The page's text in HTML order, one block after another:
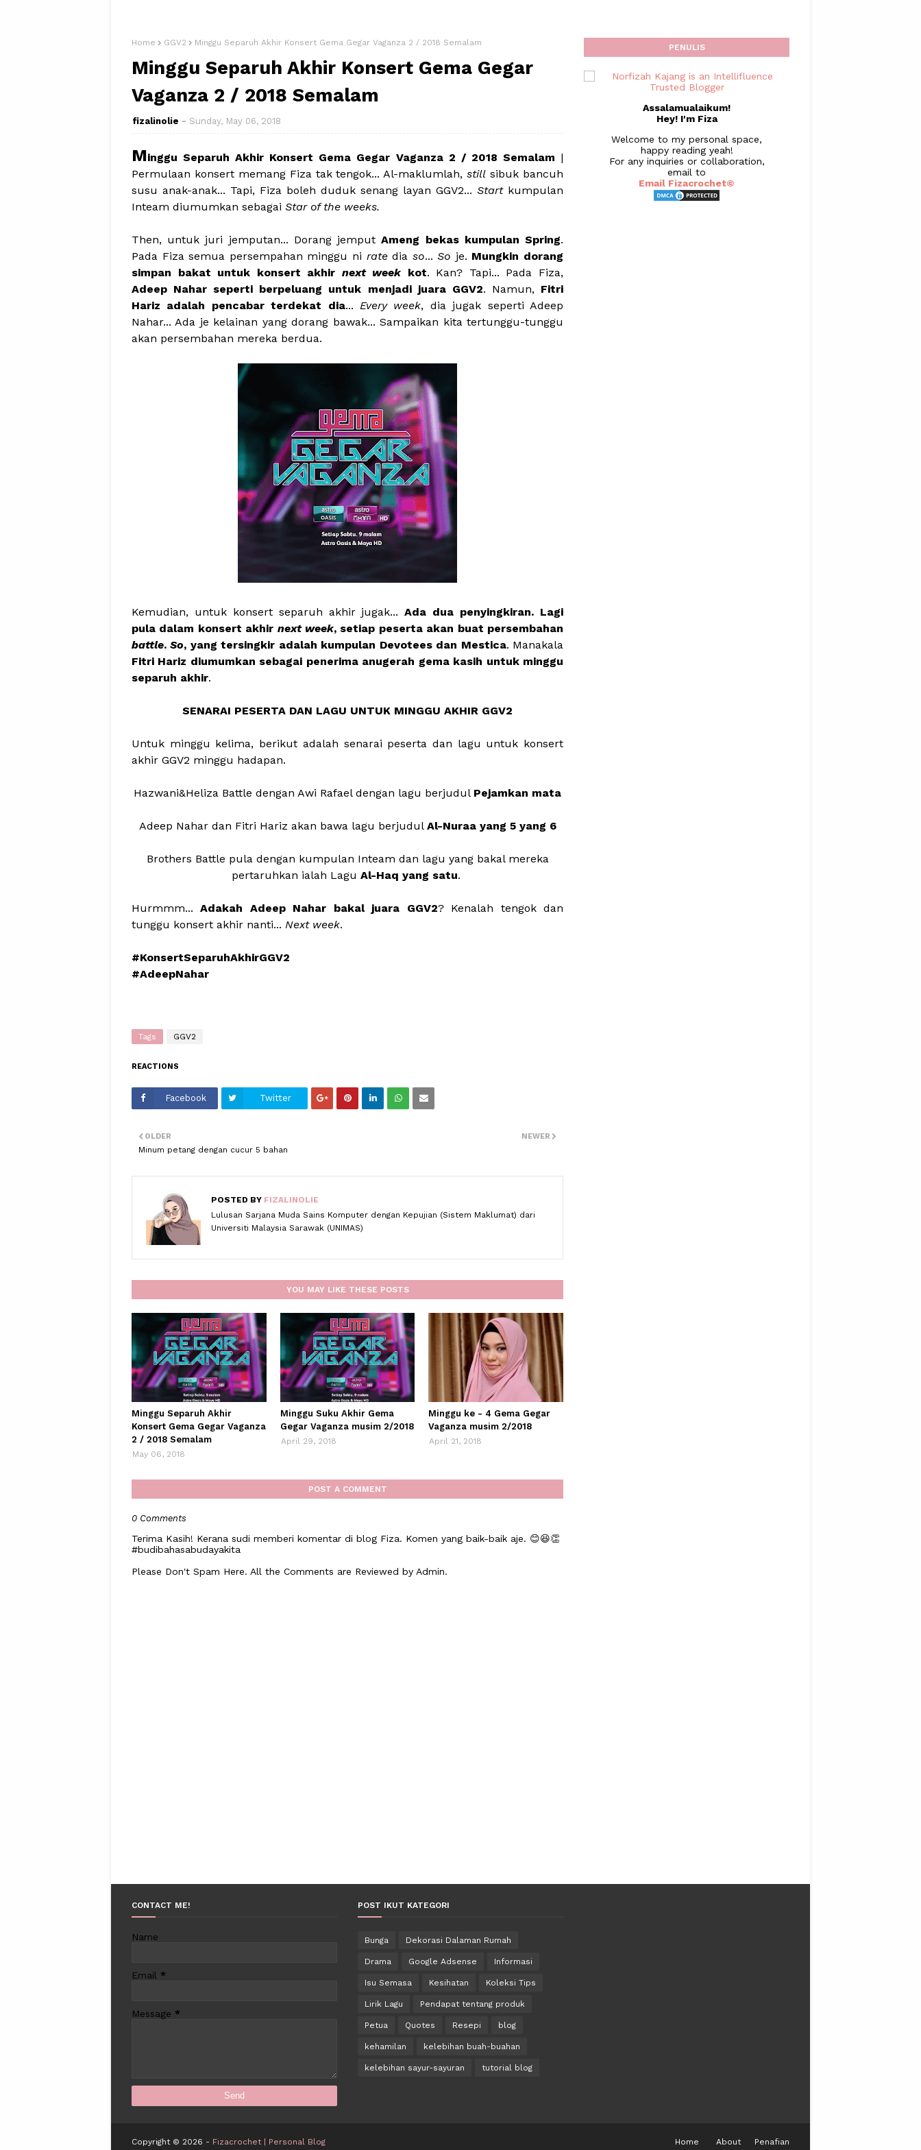
Home GGV2 Minggu Separuh Akhir Konsert Gema Gegar Vaganza 2 / 2018 Semalam
Minggu Separuh Akhir Konsert Gema Gegar
Vaganza 2 / 2018 Semalam
fizalinolie Sunday, May 06, 2018
Minggu Separuh Akhir Konsert Gema Gegar Vaganza 2 / 2018 Semalam |
Permulaan konsert memang Fiza tak tengok... Al-maklumlah,still sibuk bancuh
susu anak-anak... Tapi, Fiza boleh duduk senang layan GGV2... Startkumpulan
Inteam diumumkan sebagai Star of the weeks.
Then, untuk juri jemputan... Dorang jemputAmeng bekas kumpulan Spring.
Pada Fiza semua persempahan minggu ni ratedia so...So je. Mungkin dorang
simpan bakat untuk konsert akhir next week kot. Kan? Tapi... Pada Fiza,
Adeep Nahar seperti berpeluang untuk menjadi juara GGV2. Namun, Fitri
Hariz adalah pencabar terdekat dia...Every week, dia jugak seperti Adeep
Nahar... Ada je kelainan yang dorang bawak... Sampaikan kita tertunggu-tunggu
akan persembahan mereka berdua.
Kemudian, untuk konsert separuh akhir jugak...Ada dua penyingkiran. Lagi
pula dalam konsert akhir next week, setiap peserta akan buat persembahan
battle.So, yang tersingkir adalah kumpulan Devotees dan Mestica. Manakala
Fitri Hariz diumumkan sebagai penerima anugerah gema kasih untuk minggu
separuh akhir.
SENARAI PESERTA DAN LAGU UNTUK MINGGU AKHIR GGV2
Untuk minggu kelima, berikut adalah senarai peserta dan lagu untuk konsert
akhir GGV2 minggu hadapan.
Hazwani&Heliza Battle dengan Awi Rafael dengan lagu berjudul Pejamkan mata
Adeep Nahar dan Fitri Hariz akan bawa lagu berjudul Al-Nuraa yang 5 yang 6
Brothers Battle pula dengan kumpulan Inteam dan lagu yang bakal mereka
pertaruhkan ialah Lagu Al-Haq yang satu.
Hurmmm...Adakah Adeep Nahar bakal juara GGV2? Kenalah tengok dan
tunggu konsert akhir nanti... Next week.
#KonsertSeparuhAkhirGGV2
#AdeepNahar
Tags GGV2
REACTIONS
Facebook Twitter
NEWER
OLDER
Minum petang dengan cucur 5 bahan
POSTED BY FIZALINOLIE
Lulusan Sarjana Muda Sains Komputer dengan Kepujian (Sistem Maklumat) dari
Universiti Malaysia Sarawak (UNIMAS)
YOU MAY LIKE THESE POSTS
Minggu Separuh Akhir
Konsert Gema Gegar Vaganza
2 / 2018 Semalam
May 06, 2018
Minggu Suku Akhir Gema
Gegar Vaganza musim 2/2018
April 29, 2018
Minggu ke - 4 Gema Gegar
Vaganza musim 2/2018
April 21, 2018
POST A COMMENT
0 Comments
Terima Kasih! Kerana sudi memberi komentar di blog Fiza. Komen yang baik-baik aje. 😊😆👏
#budibahasabudayakita
Please Don't Spam Here. All the Comments are Reviewed by Admin.
PENULIS
Assalamualaikum!
Hey! I'm Fiza
Welcome to my personal space,
happy reading yeah!
For any inquiries or collaboration,
email to
Email Fizacrochet©
CONTACT ME!
Name
Email *
Message *
POST IKUT KATEGORI
Bunga Dekorasi Dalaman Rumah
Drama Google Adsense Informasi
Isu Semasa Kesihatan Koleksi Tips
Lirik Lagu Pendapat tentang produk
Petua Quotes Resepi blog
kehamilan kelebihan buah-buahan
kelebihan sayur-sayuran tutorial blog
Home About Penafian
Copyright © 2026 - Fizacrochet | Personal Blog